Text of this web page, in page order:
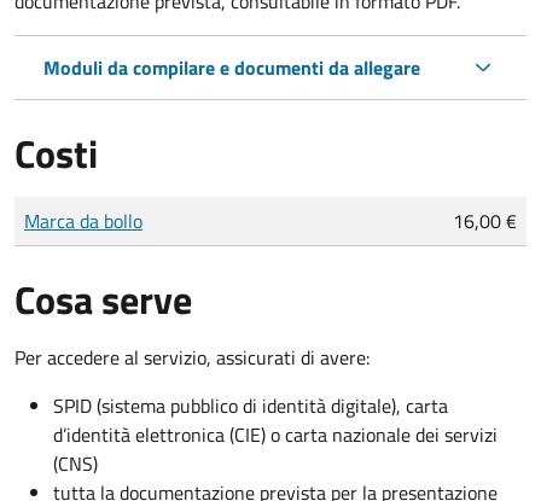
Moduli da compilare e documenti da allegare
Costi
Tipo di pagamento
Importo
Marca da bollo 16,00 €
Cosa serve
Per accedere al servizio, assicurati di avere:
SPID (sistema pubblico di identità digitale), carta
d’identità elettronica (CIE) o carta nazionale dei servizi
(CNS)
tutta la documentazione prevista per la presentazione